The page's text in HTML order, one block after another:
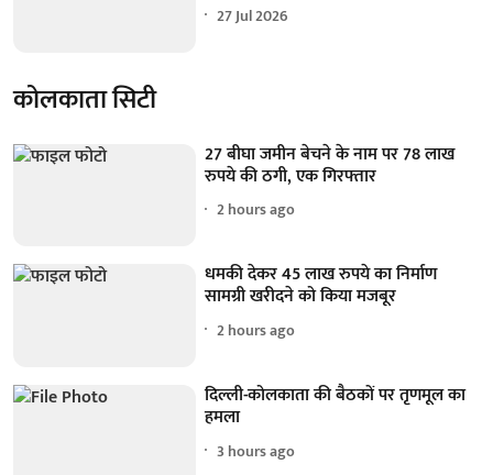
27 Jul 2026
कोलकाता सिटी
27 बीघा जमीन बेचने के नाम पर 78 लाख
रुपये की ठगी, एक गिरफ्तार
2 hours ago
धमकी देकर 45 लाख रुपये का निर्माण
सामग्री खरीदने को किया मजबूर
2 hours ago
दिल्ली-कोलकाता की बैठकों पर तृणमूल का
हमला
3 hours ago